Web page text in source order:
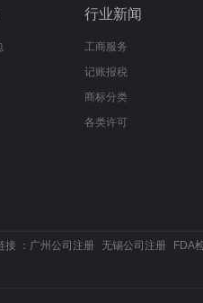
行业新闻
工商服务
记账报税
商标分类
各类许可
接 ： 广州公司注册 无锡公司注册 FDA